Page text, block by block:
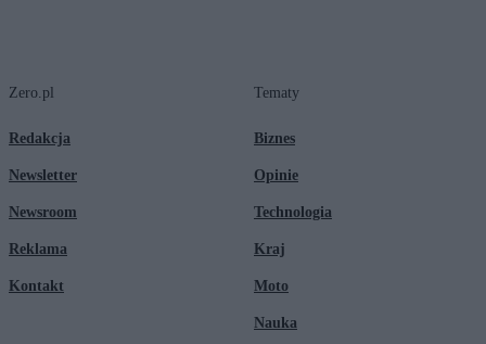
Zero.pl
Redakcja
Newsletter
Newsroom
Reklama
Kontakt
Tematy
Biznes
Opinie
Technologia
Kraj
Moto
Nauka